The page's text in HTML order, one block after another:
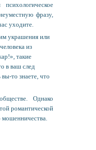
психологическое
фразу,
уходите.
украшения или
из
такие
в ваш след
то знаете, что
Однако
романтической
мошенничества.